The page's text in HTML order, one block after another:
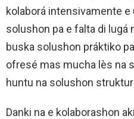
kolaborá intensivamente e
solushon pa e falta di lugá
buska solushon práktiko
ofresé mas mucha lès na
huntu na solushon
Danki na e kolaborashon